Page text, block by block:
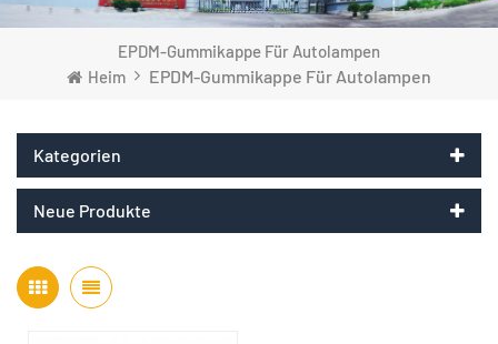
EPDM-Gummikappe Für Autolampen
Heim
EPDM-Gummikappe Für Autolampen
Kategorien
Neue Produkte